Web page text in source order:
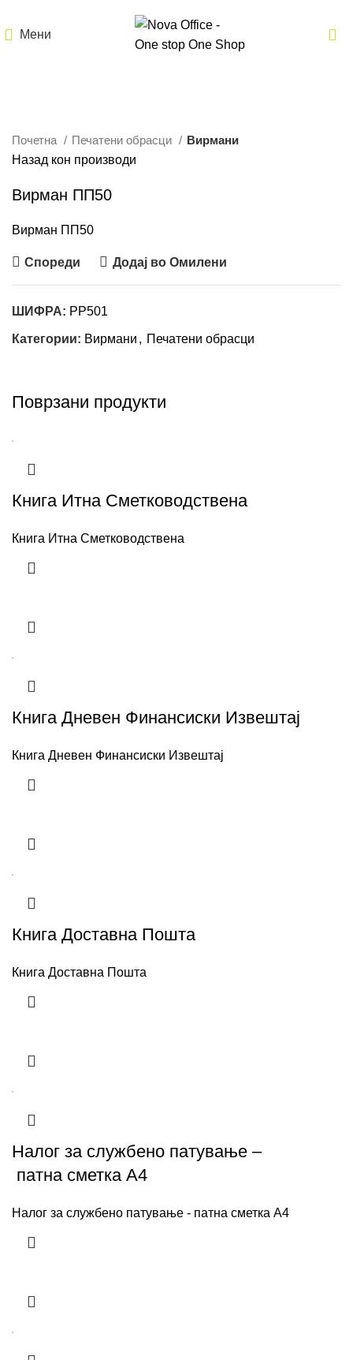
Мени
Почетна Печатени обрасци
Вирмани
Назад кон производи
Вирман ПП50
Вирман ПП50
Спореди Додај во Омилени
ШИФРА: PP501
Категории: Вирмани , Печатени обрасци
Поврзани продукти
Книга Итна Сметководствена
Книга Итна Сметководствена
Книга Дневен Финансиски Извештај
Книга Дневен Финансиски Извештај
Книга Доставна Пошта
Книга Доставна Пошта
Налог за службено патување –
патна сметка А4
Налог за службено патување - патна сметка А4